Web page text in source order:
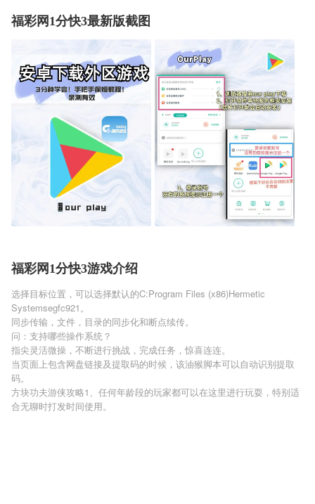
福彩网1分快3最新版截图
福彩网1分快3游戏介绍
选择目标位置，可以选择默认的C:Program Files (x86)Hermetic
Systemsegfc921。
同步传输，文件，目录的同步化和断点续传。
问：支持哪些操作系统？
指尖灵活微操，不断进行挑战，完成任务，惊喜连连。
当页面上包含网盘链接及提取码的时候，该油猴脚本可以自动识别提取
码。
方块功夫游侠攻略1、任何年龄段的玩家都可以在这里进行玩耍，特别适
合无聊时打发时间使用。